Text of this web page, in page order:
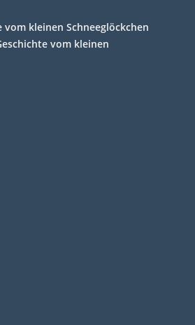
vom kleinen Schneeglöckchen
vom kleinen